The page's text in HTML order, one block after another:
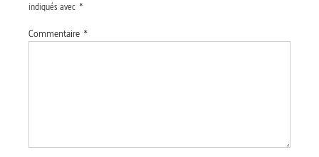
indiqués avec *
Commentaire *